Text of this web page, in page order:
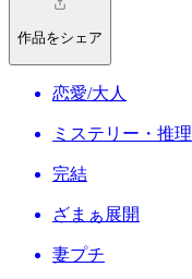
作品をシェア
恋愛/大人
ミステリー・推理
完結
ざまぁ展開
妻プチ